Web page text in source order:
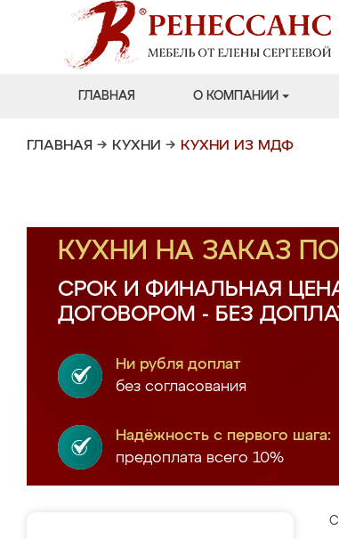
ГЛАВНАЯ О КОМПАНИИ
ГЛАВНАЯ → КУХНИ → КУХНИ ИЗ МДФ
КУХНИ НА ЗАКАЗ
СРОК И ФИНАЛЬНАЯ
ДОГОВОРОМ - БЕЗ
Ни рубля доплат
без согласования
Надёжность с первого шага:
предоплата всего 10%